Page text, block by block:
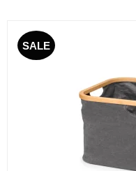
SALE